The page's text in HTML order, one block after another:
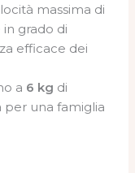
massima di
in grado di
efficace dei
a 6 kg di
una famiglia